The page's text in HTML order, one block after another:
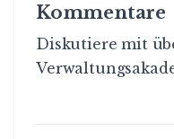
Kommentare
Diskutiere mit